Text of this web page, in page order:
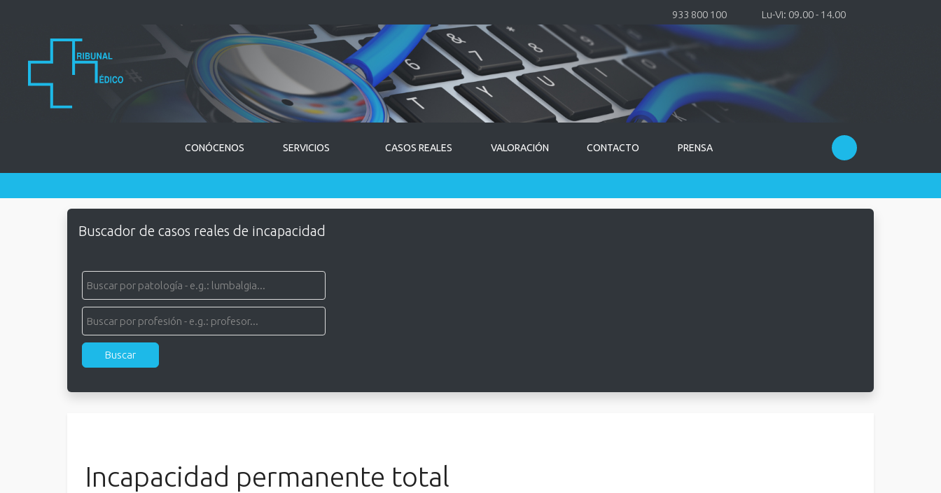
933 800 100 Lu-Vi: 09.00 - 14.00
CONÓCENOS SERVICIOS CASOS REALES VALORACIÓN CONTACTO PRENSA
Buscador de casos reales de incapacidad
Incapacidad permanente total